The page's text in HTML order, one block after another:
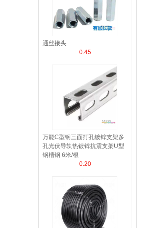
通丝接头
0.45
万能C型钢三面打孔镀锌支架多
孔光伏导轨热镀锌抗震支架U型
钢槽钢 6米/根
0.20